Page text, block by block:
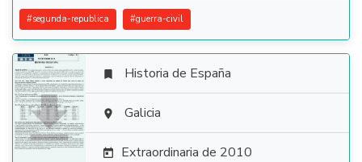
#segunda-republica #guerra-civil

 Historia de España
 Galicia
 Extraordinaria de 2010